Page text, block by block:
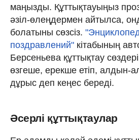
маңызды. Құттықтауыңыз
әзіл-өлеңдермен айтылса,
болатыны сөзсіз.
поздравлений" кітабының
Берсеньева құттықтау
өзгеше, ерекше етіп, алдын-
дұрыс деп кеңес береді.
Әсерлі құттықтаулар